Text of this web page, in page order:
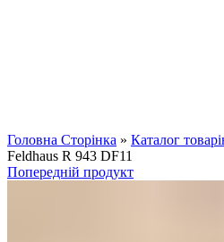
Головна Сторінка » Каталог
Feldhaus R 943 DF11
Попередній продукт